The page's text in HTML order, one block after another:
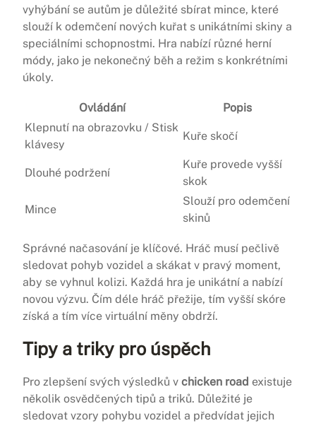
vyhýbání se autům je důležité sbírat mince, které
slouží k odemčení nových kuřat s unikátními skiny a
speciálními schopnostmi. Hra nabízí různé herní
módy, jako je nekonečný běh a režim s konkrétními
úkoly.
Ovládání
Popis
Klepnutí na obrazovku / Stisk
klávesy
Kuře skočí
Dlouhé podržení
Kuře provede vyšší
skok
Mince
Slouží pro odemčení
skinů
Správné načasování je klíčové. Hráč musí pečlivě
sledovat pohyb vozidel a skákat v pravý moment,
aby se vyhnul kolizi. Každá hra je unikátní a nabízí
novou výzvu. Čím déle hráč přežije, tím vyšší skóre
získá a tím více virtuální měny obdrží.
Tipy a triky pro úspěch
Pro zlepšení svých výsledků v chicken road existuje
několik osvědčených tipů a triků. Důležité je
sledovat vzory pohybu vozidel a předvídat jejich